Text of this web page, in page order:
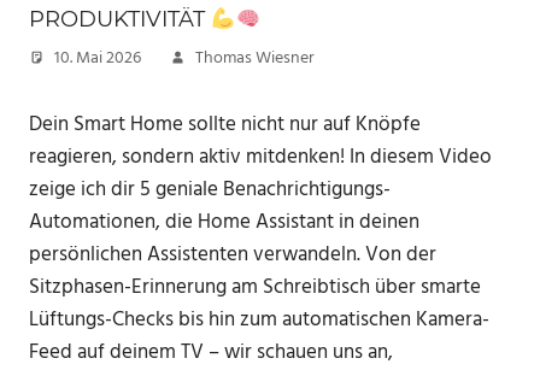
PRODUKTIVITÄT
10. Mai 2026 Thomas Wiesner
Dein Smart Home sollte nicht nur auf Knöpfe
reagieren, sondern aktiv mitdenken! In diesem Video
zeige ich dir 5 geniale Benachrichtigungs-
Automationen, die Home Assistant in deinen
persönlichen Assistenten verwandeln. Von der
Sitzphasen-Erinnerung am Schreibtisch über smarte
Lüftungs-Checks bis hin zum automatischen Kamera-
Feed auf deinem TV – wir schauen uns an,